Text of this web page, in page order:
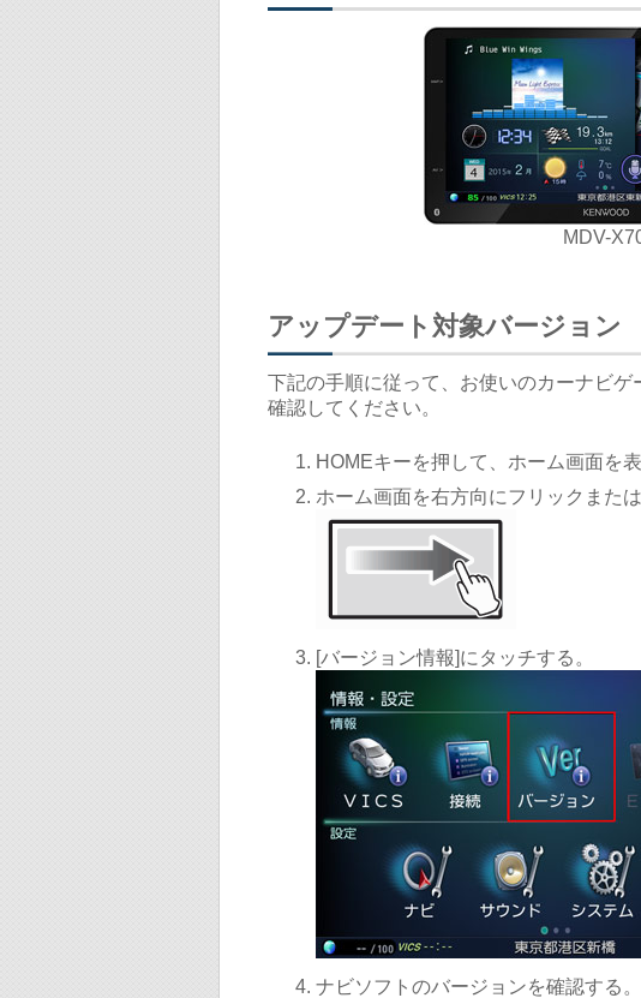
MDV-
アップデート対象バージョン
下記の手順に従って、お使いのカーナビ
確認してください。
HOMEキーを押して、ホーム画面を表
ホーム画面を右方向にフリックまた
[バージョン情報]にタッチする。
ナビソフトのバージョンを確認する。